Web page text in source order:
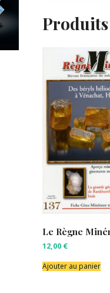
Le Règne
12,00 €
Ajouter au panier